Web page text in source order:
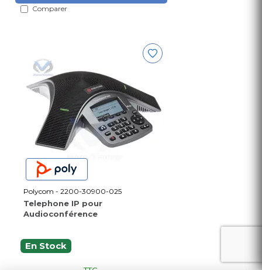
Comparer
Polycom - 2200-30900-025
Telephone IP pour
Audioconférence
En Stock